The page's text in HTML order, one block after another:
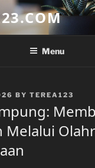
Menu
BY TEREA123
Melalui